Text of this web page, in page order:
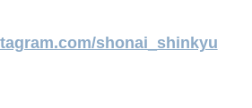
shonai_shinkyu